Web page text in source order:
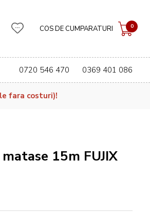
COS DE CUMPARATURI 0
0720 546 470 0369 401 086
fara costuri)!
15m FUJIX